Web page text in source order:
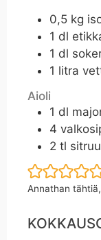
0,5 kg
1 dl
1 dl
1 litra
Aioli
1 dl
4
2 tl
Annathan